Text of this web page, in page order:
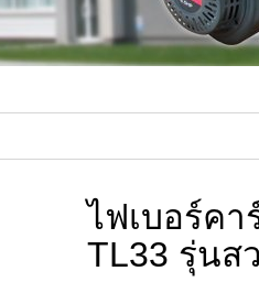
ไฟเบอร์คา
TL33 รุ่นส